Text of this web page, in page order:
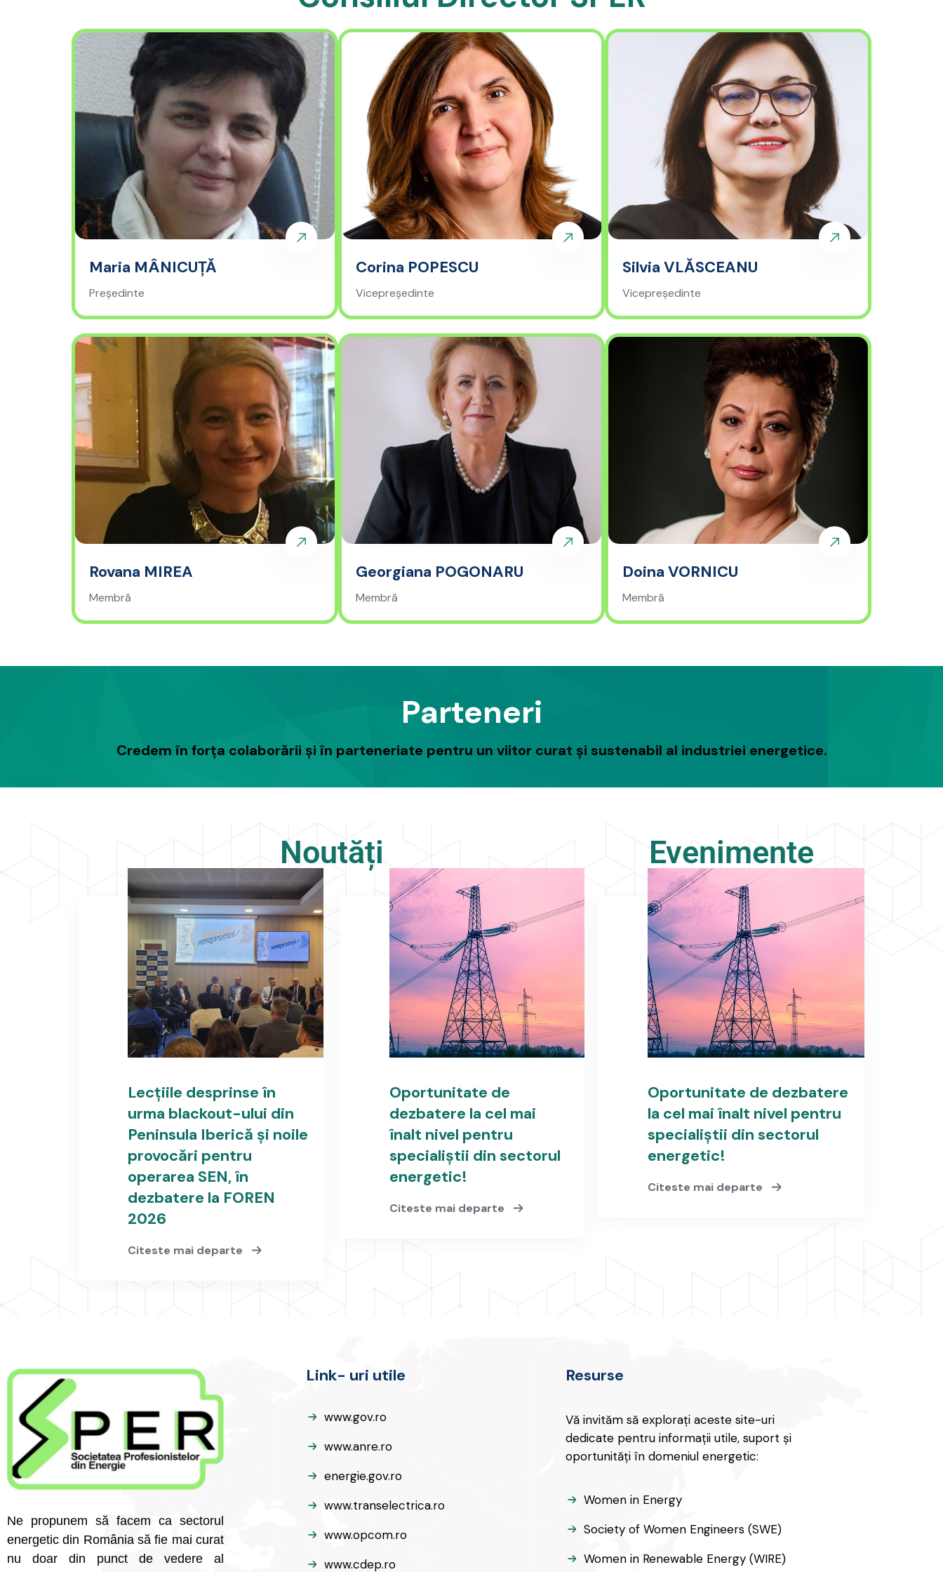
Maria MÂNICUȚĂ
Președinte
Corina POPESCU
Vicepreședinte
Silvia VLĂSCEANU
Vicepreședinte
Rovana MIREA
Membră
Georgiana POGONARU
Membră
Doina VORNICU
Membră
Parteneri
Credem în forța colaborării și în parteneriate pentru un viitor curat și sustenabil al industriei energetice.
Noutăți
Lecțiile desprinse în
urma blackout-ului din
Peninsula Iberică și noile
provocări pentru
operarea SEN, în
dezbatere la FOREN
2026
Citeste mai departe
Oportunitate de
dezbatere la cel mai
înalt nivel pentru
specialiștii din sectorul
energetic!
Citeste mai departe
Evenimente
Oportunitate de dezbatere
la cel mai înalt nivel pentru
specialiștii din sectorul
energetic!
Citeste mai departe
Ne propunem să facem ca sectorul
energetic din România să fie mai curat
nu doar din punct de vedere al
Link- uri utile
www.gov.ro
www.anre.ro
energie.gov.ro
www.transelectrica.ro
www.opcom.ro
www.cdep.ro
Resurse
Vă invităm să explorați aceste site-uri
dedicate pentru informații utile, suport și
oportunități în domeniul energetic:
Women in Energy
Society of Women Engineers (SWE)
Women in Renewable Energy (WIRE)